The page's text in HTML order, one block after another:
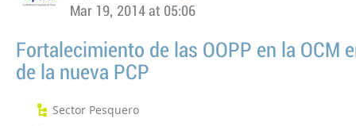
Mar 19, 2014 at 05:06
Fortalecimiento de las OOPP en la OCM
de la nueva PCP
Sector Pesquero